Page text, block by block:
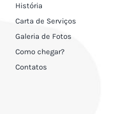
História
Carta de Serviços
Galeria de Fotos
Como chegar?
Contatos